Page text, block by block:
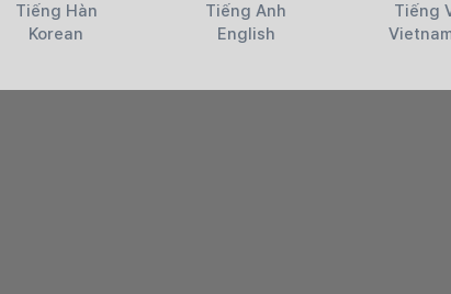
Tiếng Hàn
Korean
Tiếng Anh
English
Tiếng